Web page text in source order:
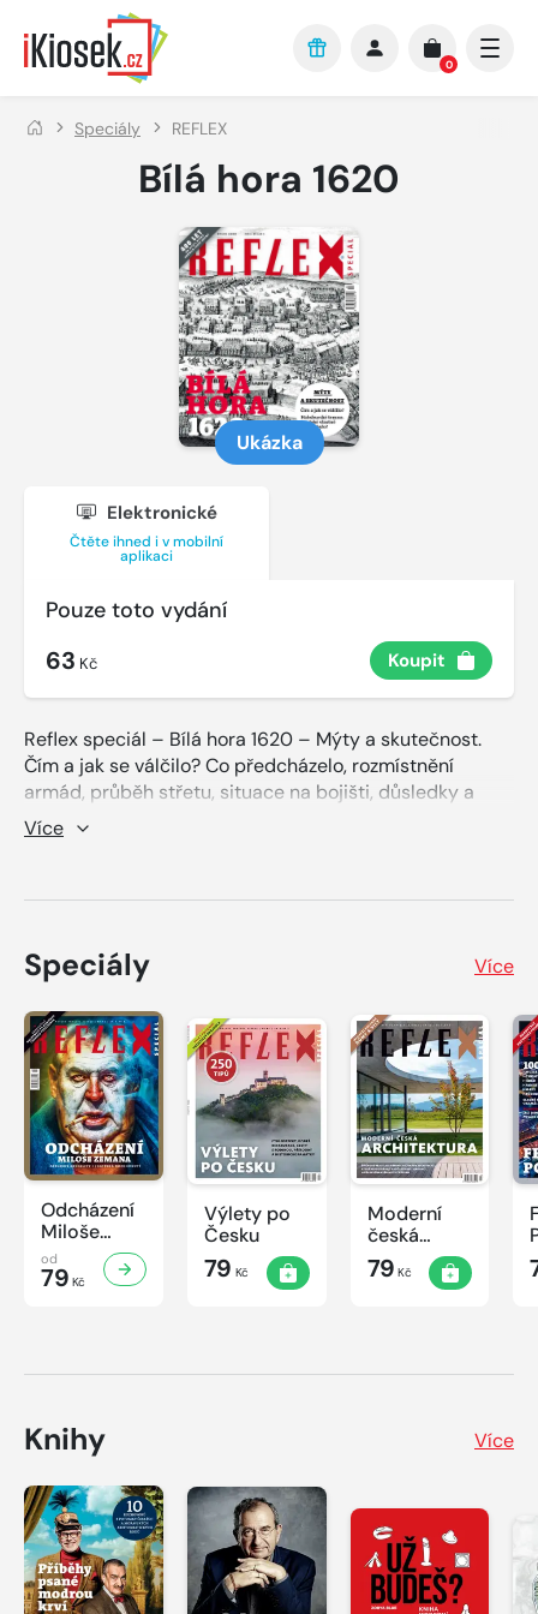
Přejít na hlavní obsah
0
Speciály REFLEX
Bílá hora 1620
Ukázka
Elektronické
Čtěte ihned i v mobilní
aplikaci
Pouze toto vydání
63 Kč Koupit
Reflex speciál – Bílá hora 1620 – Mýty a skutečnost.
Čím a jak se válčilo? Co předcházelo, rozmístnění
armád, průběh střetu, situace na bojišti, důsledky a
pozdější interpretace. Habsburské temno. Jaké vlastně
bylo. Tři sta let českého utrpení a pokus o objektivní
Více
Speciály Více
Odcházení
Miloše
Zemana
od
79 Kč
Výlety po
Česku
79 Kč
Moderní
česká
architektura
79 Kč
Knihy Více